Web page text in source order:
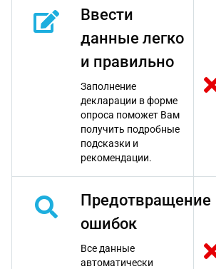
Ввести
данные легко
и правильно
Заполнение
декларации в форме
опроса поможет Вам
получить подробные
подсказки и
рекомендации.
Предотвращение
ошибок
Все данные
автоматически